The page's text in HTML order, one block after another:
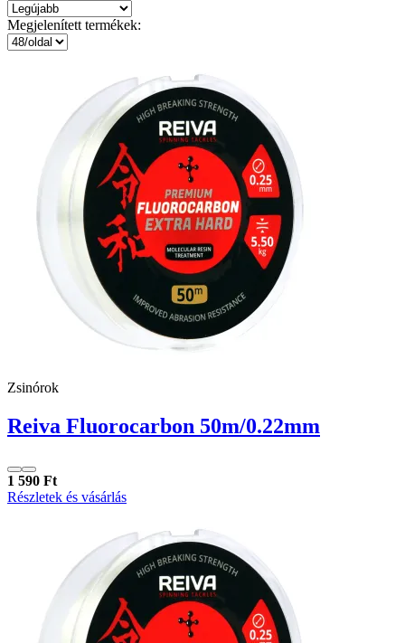
Megjelenített termékek:
Zsinórok
Reiva Fluorocarbon 50m/0.22mm
1 590 Ft
Részletek és vásárlás